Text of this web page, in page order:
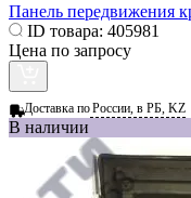
Панель передвижения
ID товара: 405981
Цена по запросу
Доставка поРоссии, в РБ, KZ
В наличии